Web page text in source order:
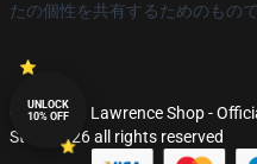
たの個性を共有するためのもので
© Jennifer Lawrence Shop -
Store 2026 all rights reserved
UNLOCK
10% OFF